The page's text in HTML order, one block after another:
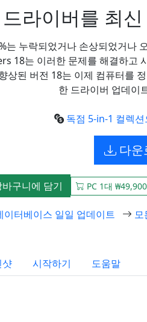
라이버를 최
는 누락되었거나 손상되었거나
18는 이러한 문제를 해결하고
상된 버전 18는 이제 컴퓨터를
한 드라이버 업데이
독점 5-in-1 컬렉
다운
바구니에 담기 PC 1대 ₩49,900
이터베이스 일일 업데이트 모
샷 시작하기 도움말